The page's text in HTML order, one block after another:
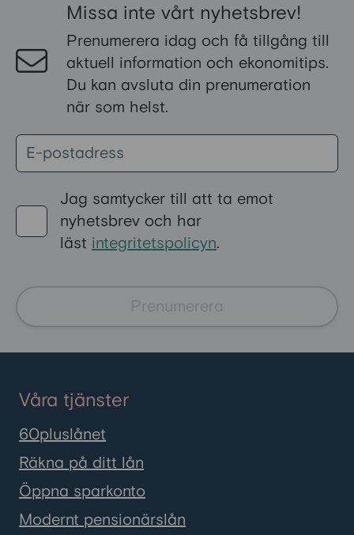
en tryggare vardag som
pensionär. Vissa stöd är särskilt
riktade till pensionärer, medan
andra kan sökas av alla med
låga inkomster eller höga
levnadskostnader. Här går vi
igenom de vanligaste bidragen i
Sverige och hur du ansöker om
dem.
Missa inte vårt nyhetsbrev!
Prenumerera idag och få tillgång till
aktuell information och ekonomitips.
Du kan avsluta din prenumeration
när som helst.
Jag samtycker till att ta emot
nyhetsbrev och har
läst integritetspolicyn.
Prenumerera
Våra tjänster
60pluslånet
Räkna på ditt lån
Öppna sparkonto
Modernt pensionärslån